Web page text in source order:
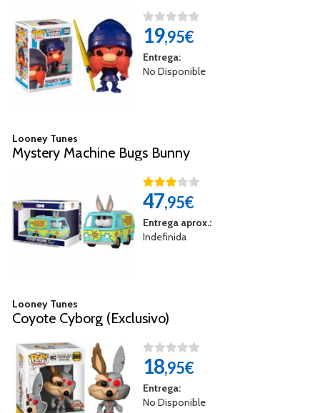
19,95€
Entrega:
No Disponible
Looney Tunes
Mystery Machine Bugs Bunny
47,95€
Entrega aprox.:
Indefinida
Looney Tunes
Coyote Cyborg (Exclusivo)
18,95€
Entrega:
No Disponible